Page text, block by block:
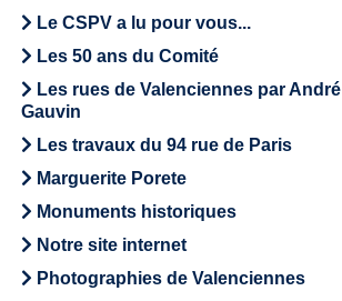
Le CSPV a lu pour vous...
Les 50 ans du Comité
Les rues de Valenciennes par André
Gauvin
Les travaux du 94 rue de Paris
Marguerite Porete
Monuments historiques
Notre site internet
Photographies de Valenciennes